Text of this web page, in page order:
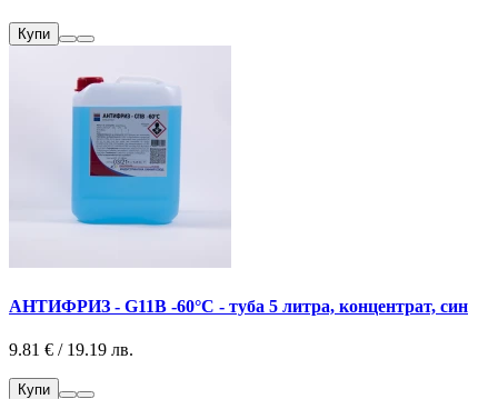
Купи
АНТИФРИЗ - G11B -60°С - туба 5 литра, концентрат, син
9.81 € / 19.19 лв.
Купи